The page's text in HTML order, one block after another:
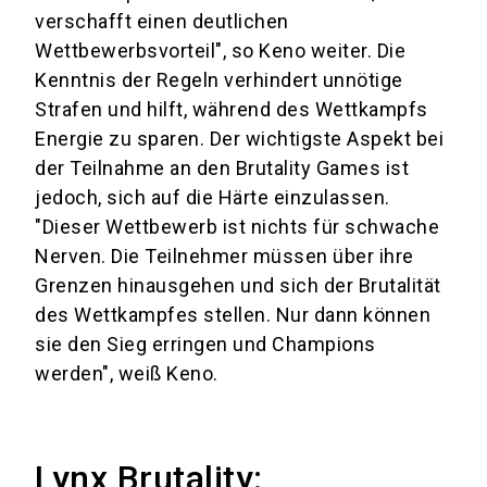
verschafft einen deutlichen
Wettbewerbsvorteil", so Keno weiter. Die
Kenntnis der Regeln verhindert unnötige
Strafen und hilft, während des Wettkampfs
Energie zu sparen. Der wichtigste Aspekt bei
der Teilnahme an den Brutality Games ist
jedoch, sich auf die Härte einzulassen.
"Dieser Wettbewerb ist nichts für schwache
Nerven. Die Teilnehmer müssen über ihre
Grenzen hinausgehen und sich der Brutalität
des Wettkampfes stellen. Nur dann können
sie den Sieg erringen und Champions
werden", weiß Keno.
Lynx Brutality: